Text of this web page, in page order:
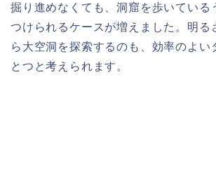
掘り進めなくても、洞窟を歩いている
つけられるケースが増えました。明る
ら大空洞を探索するのも、効率のよい
とつと考えられます。